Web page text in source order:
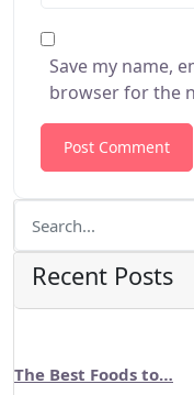
Save my name,
browser for the
Recent Posts
The Best Foods to…